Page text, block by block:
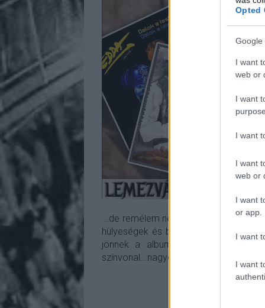
Opted
Google
I want
web or
I want
I want
I want
web or
I want
or app.
I want
I want
...de remélem nem erős visszaesés
hülyeségek és borzasztó f0s
jönnek a albumok az MMA új,
színvonal...nagyon kell...